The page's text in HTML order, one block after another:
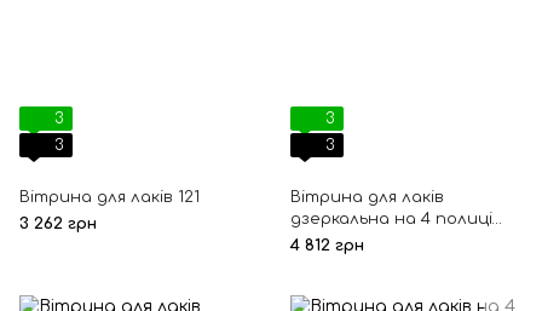
3
3
Вітрина для лаків 121
3 262 грн
3
3
Вітрина для лаків
дзеркальна на 4 полиці
119-1
4 812 грн